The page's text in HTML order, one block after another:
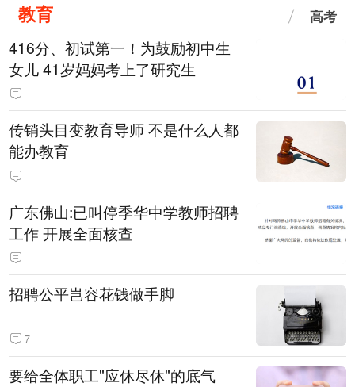
教育 高考
416分、初试第一！为鼓励初中生
女儿 41岁妈妈考上了研究生
传销头目变教育导师 不是什么人都
能办教育
广东佛山:已叫停季华中学教师招聘
工作 开展全面核查
招聘公平岂容花钱做手脚
7
要给全体职工"应休尽休"的底气